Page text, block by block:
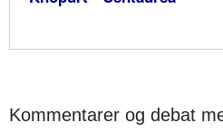
Kommentarer og debat